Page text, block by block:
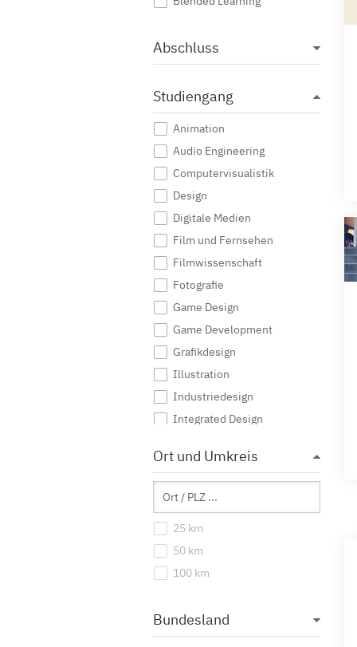
Abschluss
Studiengang
Animation
Audio Engineering
Computervisualistik
Design
Digitale Medien
Film und Fernsehen
Filmwissenschaft
Fotografie
Game Design
Game Development
Grafikdesign
Illustration
Industriedesign
Integrated Design
Journalismus
Kommunikationsdesign
Kommunikationswissenschaft
Kreatives Schreiben
Kunst
Kunstgeschichte
Ort und Umkreis
25 km
50 km
100 km
Bundesland